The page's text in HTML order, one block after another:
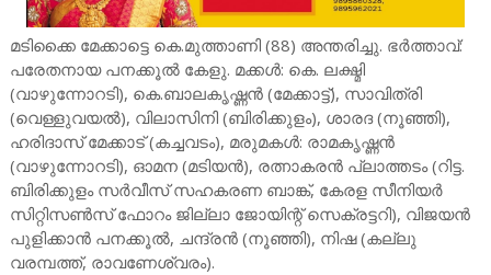
മടിക്കൈ മേക്കാട്ടെ കെ.മുത്താണി (88) അന്തരിച്ചു. ഭർത്താവ്:
പരേതനായ പനക്കൂൽ കേളു. മക്കൾ: കെ. ലക്ഷ്മി
(വാഴുന്നോറടി), കെ.ബാലകൃഷ്ണൻ (മേക്കാട്ട്), സാവിത്രി
(വെള്ളുവയൽ), വിലാസിനി (ബിരിക്കുളം), ശാരദ (നൂഞ്ഞി),
ഹരിദാസ് മേക്കാട് (കച്ചവടം), മരുമകൾ: രാമകൃഷ്ണൻ
(വാഴുന്നോറടി), ഓമന (മടിയൻ), രത്നാകരൻ പ്ലാത്തടം (റിട്ട.
ബിരിക്കുളം സർവീസ് സഹകരണ ബാങ്ക്, കേരള സീനിയർ
സിറ്റിസൺസ് ഫോറം ജില്ലാ ജോയിന്റ് സെക്രട്ടറി), വിജയൻ
പുളിക്കാൻ പനക്കൂൽ, ചന്ദ്രൻ (നൂഞ്ഞി), നിഷ (കല്ലു
വരമ്പത്ത്, രാവണേശ്വരം).